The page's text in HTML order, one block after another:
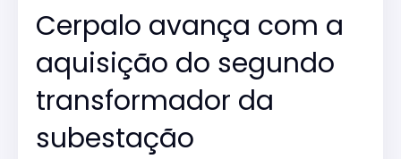
Cerpalo avança com a
aquisição do segundo
transformador da
subestação